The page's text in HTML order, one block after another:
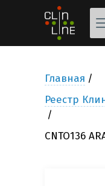
Главная
Реестр
CNTO136